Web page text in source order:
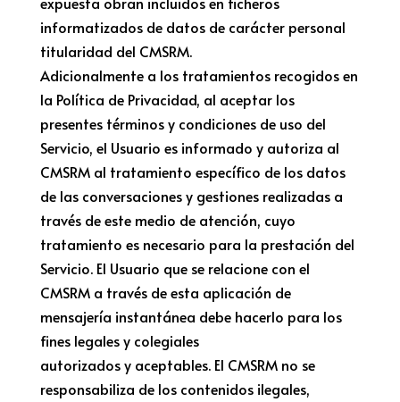
informatizados de datos de carácter personal
titularidad del CMSRM.
Adicionalmente a los tratamientos recogidos en
la Política de Privacidad, al aceptar los
presentes términos y condiciones de uso del
Servicio, el Usuario es informado y autoriza al
CMSRM al tratamiento específico de los datos
de las conversaciones y gestiones realizadas a
través de este medio de atención, cuyo
tratamiento es necesario para la prestación del
Servicio. El Usuario que se relacione con el
CMSRM a través de esta aplicación de
mensajería instantánea debe hacerlo para los
fines legales y colegiales
autorizados y aceptables. El CMSRM no se
responsabiliza de los contenidos ilegales,